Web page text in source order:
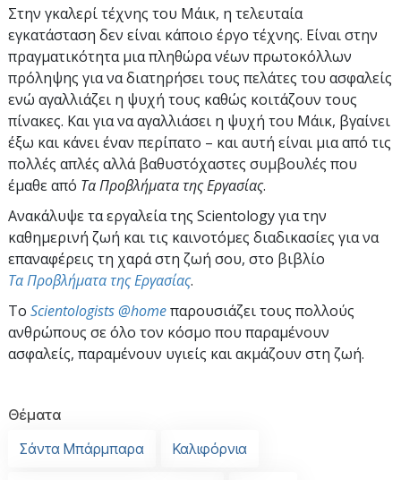
Στην γκαλερί τέχνης του Μάικ, η τελευταία
εγκατάσταση δεν είναι κάποιο έργο τέχνης. Είναι στην
πραγματικότητα μια πληθώρα νέων πρωτοκόλλων
πρόληψης για να διατηρήσει τους πελάτες του ασφαλείς
ενώ αγαλλιάζει η ψυχή τους καθώς κοιτάζουν τους
πίνακες. Και για να αγαλλιάσει η ψυχή του Μάικ, βγαίνει
έξω και κάνει έναν περίπατο – και αυτή είναι μια από τις
πολλές απλές αλλά βαθυστόχαστες συμβουλές που
έμαθε από Τα Προβλήματα της Εργασίας.
Ανακάλυψε τα εργαλεία της Scientology για την
καθημερινή ζωή και τις καινοτόμες διαδικασίες για να
επαναφέρεις τη χαρά στη ζωή σου, στο βιβλίο
Τα Προβλήματα της Εργασίας.
To Scientologists @homeπαρουσιάζει τους πολλούς
ανθρώπους σε όλο τον κόσμο που παραμένουν
ασφαλείς, παραμένουν υγιείς και ακμάζουν στη ζωή.
Θέματα
Σάντα Μπάρμπαρα
Καλιφόρνια